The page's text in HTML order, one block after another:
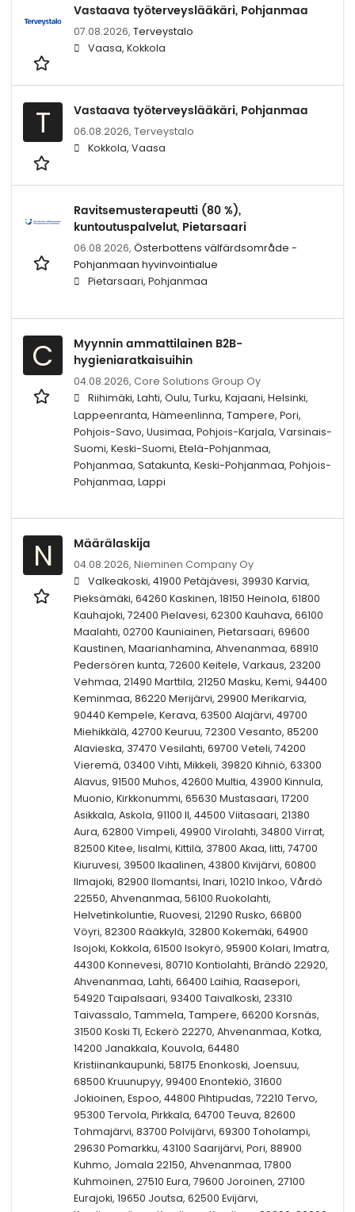
Vastaava työterveyslääkäri, Pohjanmaa
07.08.2026, Terveystalo
Vaasa, Kokkola
T Vastaava työterveyslääkäri, Pohjanmaa
06.08.2026, Terveystalo
Kokkola, Vaasa
Ravitsemusterapeutti (80 %),
kuntoutuspalvelut, Pietarsaari
06.08.2026, Österbottens välfärdsområde -
Pohjanmaan hyvinvointialue
Pietarsaari, Pohjanmaa
C
Myynnin ammattilainen B2B-
hygieniaratkaisuihin
04.08.2026, Core Solutions Group Oy
Riihimäki, Lahti, Oulu, Turku, Kajaani, Helsinki,
Lappeenranta, Hämeenlinna, Tampere, Pori,
Pohjois-Savo, Uusimaa, Pohjois-Karjala, Varsinais-
Suomi, Keski-Suomi, Etelä-Pohjanmaa,
Pohjanmaa, Satakunta, Keski-Pohjanmaa, Pohjois-
Pohjanmaa, Lappi
N Määrälaskija
04.08.2026, Nieminen Company Oy
Valkeakoski, 41900 Petäjävesi, 39930 Karvia,
Pieksämäki, 64260 Kaskinen, 18150 Heinola, 61800
Kauhajoki, 72400 Pielavesi, 62300 Kauhava, 66100
Maalahti, 02700 Kauniainen, Pietarsaari, 69600
Kaustinen, Maarianhamina, Ahvenanmaa, 68910
Pedersören kunta, 72600 Keitele, Varkaus, 23200
Vehmaa, 21490 Marttila, 21250 Masku, Kemi, 94400
Keminmaa, 86220 Merijärvi, 29900 Merikarvia,
90440 Kempele, Kerava, 63500 Alajärvi, 49700
Miehikkälä, 42700 Keuruu, 72300 Vesanto, 85200
Alavieska, 37470 Vesilahti, 69700 Veteli, 74200
Vieremä, 03400 Vihti, Mikkeli, 39820 Kihniö, 63300
Alavus, 91500 Muhos, 42600 Multia, 43900 Kinnula,
Muonio, Kirkkonummi, 65630 Mustasaari, 17200
Asikkala, Askola, 91100 II, 44500 Viitasaari, 21380
Aura, 62800 Vimpeli, 49900 Virolahti, 34800 Virrat,
82500 Kitee, Iisalmi, Kittilä, 37800 Akaa, Iitti, 74700
Kiuruvesi, 39500 Ikaalinen, 43800 Kivijärvi, 60800
Ilmajoki, 82900 Ilomantsi, Inari, 10210 Inkoo, Vårdö
22550, Ahvenanmaa, 56100 Ruokolahti,
Helvetinkoluntie, Ruovesi, 21290 Rusko, 66800
Vöyri, 82300 Rääkkylä, 32800 Kokemäki, 64900
Isojoki, Kokkola, 61500 Isokyrö, 95900 Kolari, Imatra,
44300 Konnevesi, 80710 Kontiolahti, Brändö 22920,
Ahvenanmaa, Lahti, 66400 Laihia, Raasepori,
54920 Taipalsaari, 93400 Taivalkoski, 23310
Taivassalo, Tammela, Tampere, 66200 Korsnäs,
31500 Koski Tl, Eckerö 22270, Ahvenanmaa, Kotka,
14200 Janakkala, Kouvola, 64480
Kristiinankaupunki, 58175 Enonkoski, Joensuu,
68500 Kruunupyy, 99400 Enontekiö, 31600
Jokioinen, Espoo, 44800 Pihtipudas, 72210 Tervo,
95300 Tervola, Pirkkala, 64700 Teuva, 82600
Tohmajärvi, 83700 Polvijärvi, 69300 Toholampi,
29630 Pomarkku, 43100 Saarijärvi, Pori, 88900
Kuhmo, Jomala 22150, Ahvenanmaa, 17800
Kuhmoinen, 27510 Eura, 79600 Joroinen, 27100
Eurajoki, 19650 Joutsa, 62500 Evijärvi,